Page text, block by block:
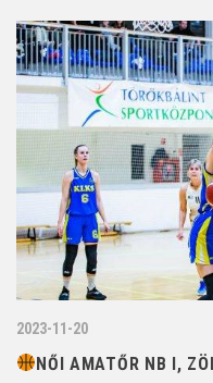
2023-11-20
NŐI AMATŐR NB I,